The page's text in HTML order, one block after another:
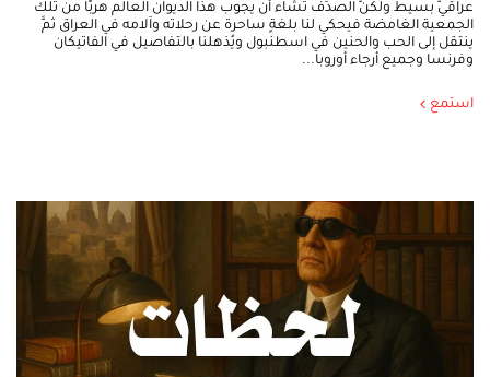
عراقيٌّ بسيط ولكنَّ الصدَف تشاء أن يجوب هذا الديوان العالم هربًا من تلك
الجمعية الغامضة فيحكي لنا بلغةٍ ساحرة عن رحلاته وآلامه في العراق ثمَّ
ينتقل إلى الحب والحنين في اسطنبول ويُذهلنا بالتفاصيل في الفاتيكان
وفرنسا وجميع أرجاء أوروبا...
استمع